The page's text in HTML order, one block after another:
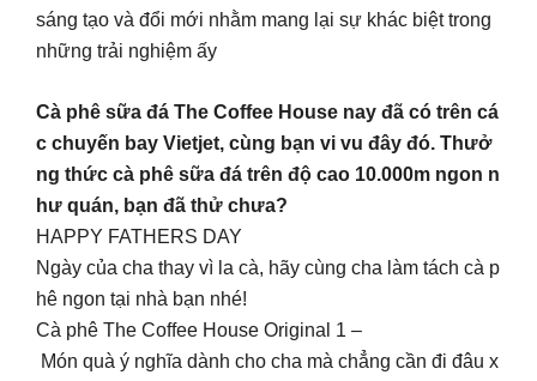
sáng tạo và đổi mới nhằm mang lại sự khác biệt trong
những trải nghiệm ấy
Cà phê sữa đá The Coffee House nay đã có trên cá
c chuyến bay Vietjet, cùng bạn vi vu đây đó. Thưở
ng thức cà phê sữa đá trên độ cao 10.000m ngon n
hư quán, bạn đã thử chưa?
HAPPY FATHERS DAY
Ngày của cha thay vì la cà, hãy cùng cha làm tách cà p
hê ngon tại nhà bạn nhé!
Cà phê The Coffee House Original 1 –
Món quà ý nghĩa dành cho cha mà chẳng cần đi đâu x